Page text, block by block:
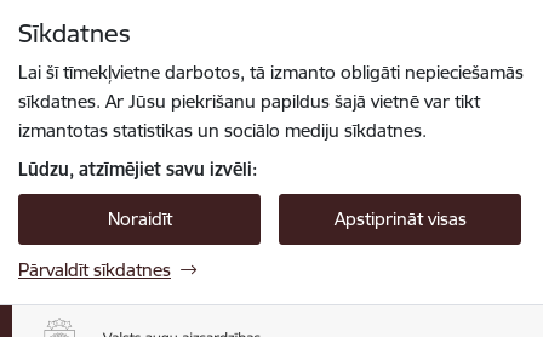
Sīkdatnes
Lai šī tīmekļvietne darbotos, tā izmanto obligāti nepieciešamās
sīkdatnes. Ar Jūsu piekrišanu papildus šajā vietnē var tikt
izmantotas statistikas un sociālo mediju sīkdatnes.
Lūdzu, atzīmējiet savu izvēli:
Noraidīt Apstiprināt visas
Pārvaldīt sīkdatnes